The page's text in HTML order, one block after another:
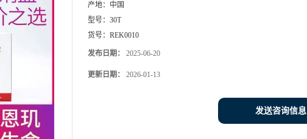
产地： 中国
型号： 30T
货号： REK0010
发布日期： 2025-06-20
更新日期： 2026-01-13
发送咨询信息